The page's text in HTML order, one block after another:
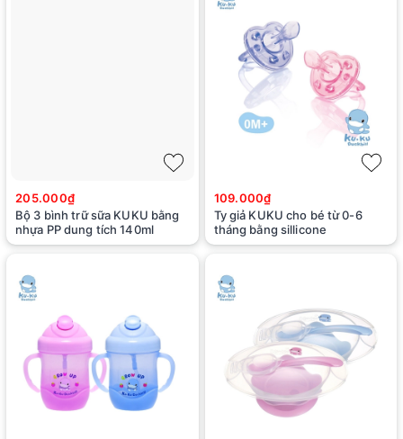
205.000₫
Bộ 3 bình trữ sữa KUKU bằng
nhựa PP dung tích 140ml
109.000₫
Ty giả KUKU cho bé từ 0-6
tháng bằng sillicone